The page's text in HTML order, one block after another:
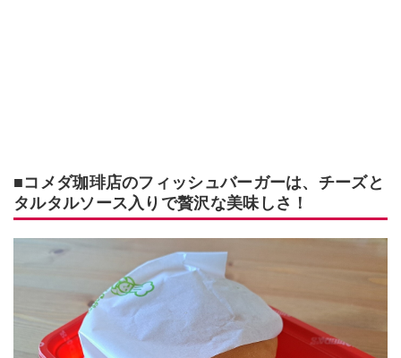
■コメダ珈琲店のフィッシュバーガーは、チーズと
タルタルソース入りで贅沢な美味しさ！